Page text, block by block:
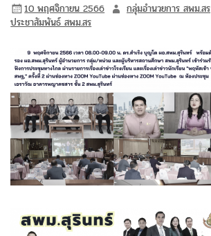
10 พฤศจิกายน 2566 กลุ่มอำนวยการ สพม.สร
ประชาสัมพันธ์ สพม.สร